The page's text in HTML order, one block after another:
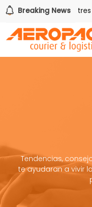
Breaking News
Gana uno de tres
Tendencias,
te ayudaran a vivir